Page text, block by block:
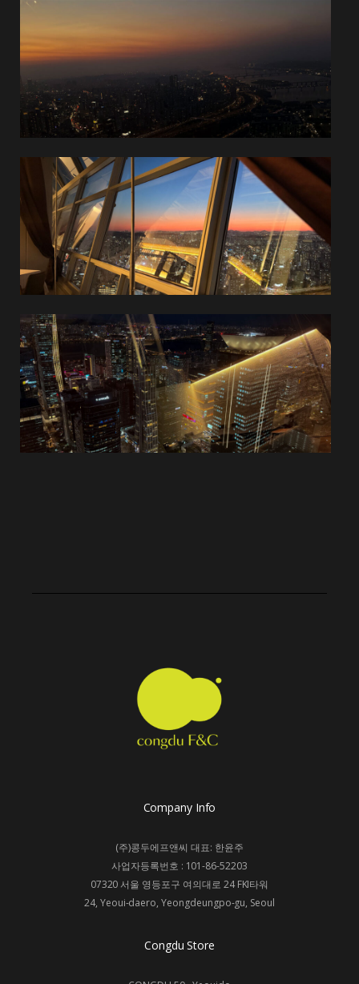
Company Info
(주)콩두에프앤씨 대표: 한윤주
사업자등록번호 : 101-86-52203
07320 서울 영등포구 여의대로 24 FKI타워
24, Yeoui-daero, Yeongdeungpo-gu, Seoul
Congdu Store